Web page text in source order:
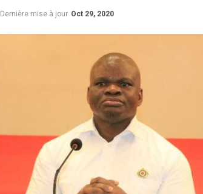
Dernière mise à jour Oct 29, 2020